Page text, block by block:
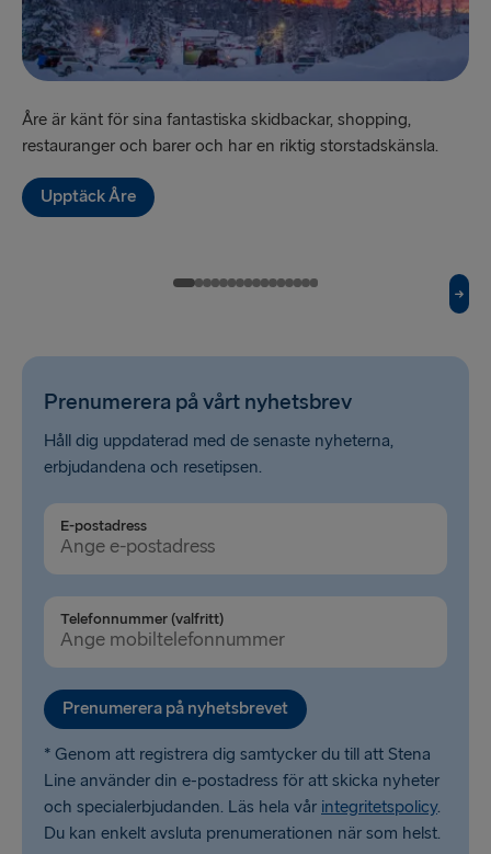
TILL LETTLAND
Ventspils → Nynäshamn
RESTEN AV EUROPA
Belfast → Cairnryan
Travemünde → Liepāja
Cairnryan → Belfast
Liverpool → Belfast
Harwich → Hoek van Holland
Dublin → Holyhead
Liepāja → Travemünde
Åre är känt för sina fantastiska skidbackar, shopping,
restauranger och barer och har en riktig storstadskänsla.
Upptäck Åre
Prenumerera på vårt nyhetsbrev
Håll dig uppdaterad med de senaste nyheterna,
erbjudandena och resetipsen.
E-postadress
Telefonnummer (valfritt)
Prenumerera på nyhetsbrevet
* Genom att registrera dig samtycker du till att Stena
Line använder din e-postadress för att skicka nyheter
och specialerbjudanden. Läs hela vår integritetspolicy.
Du kan enkelt avsluta prenumerationen när som helst.